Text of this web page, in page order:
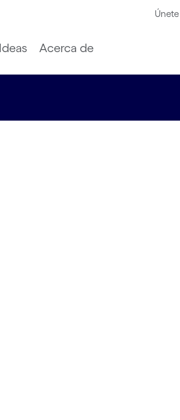
Ideas Acerca de